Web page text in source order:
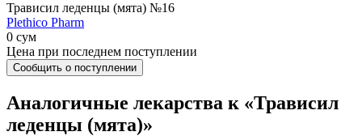
Трависил леденцы (мята) №16
Plethico Pharm
0 сум
Цена при последнем поступлении
Сообщить о поступлении
Аналогичные лекарства к «Трависил
леденцы (мята)»